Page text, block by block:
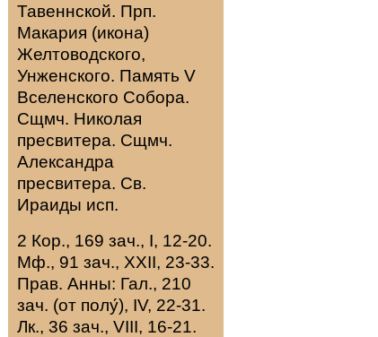
Тавеннской. Прп.
Макария (икона)
Желтоводского,
Унженского. Память V
Вселенского Собора.
Сщмч. Николая
пресвитера. Сщмч.
Александра
пресвитера. Св.
Ираиды исп.
2 Кор., 169 зач., I, 12-20.
Мф., 91 зач., XXII, 23-33.
Прав. Анны: Гал., 210
зач. (от полу́), IV, 22-31.
Лк., 36 зач., VIII, 16-21.